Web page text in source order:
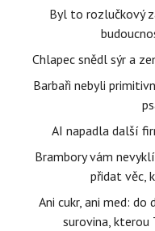
Byl to rozlučkový
Chlapec snědl sýr a
Barbaři nebyli
AI napadla další
Brambory vám
přidat věc,
Ani cukr, ani med:
surovina, kterou